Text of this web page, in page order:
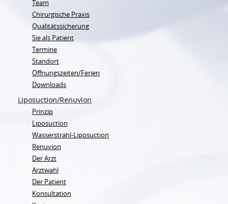
Team
Chirurgische Praxis
Qualitätssicherung
Sie als Patient
Termine
Standort
Öffnungszeiten/Ferien
Downloads
Liposuction/Renuvion
Prinzip
Liposuction
Wasserstrahl-Liposuction
Renuvion
Der Arzt
Arztwahl
Der Patient
Konsultation